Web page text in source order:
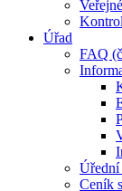
Úřad
FAQ
Úřední
Ceník